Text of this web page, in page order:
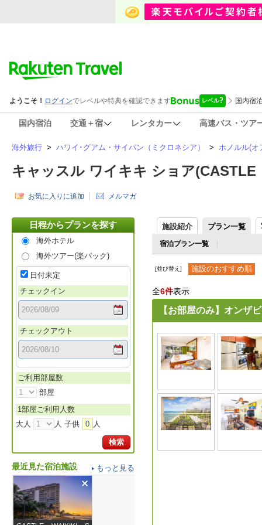
国内宿泊 交通＋宿 レンタカー 高速バス・ツア
海外旅行 > ハワイ･グアム・サイパン（ミクロネシア） > ホノルル(オ
キャッスル ワイキキ ショア
お気に入りに追加 メルマガ
日程からプランを探す
海外ホテル
海外ツアー(楽パック)
日付未定
チェックイン
チェックアウト
ご利用部屋数
部屋
1部屋ご利用人数
大人
人 子供 0 人
検索
最近見た宿泊施設 もっと見る
施設紹介 プラン一覧
宿泊プラン一覧
[並び替え] 施設のおすすめ順
全6件表示
【お部屋のみ】オンザ